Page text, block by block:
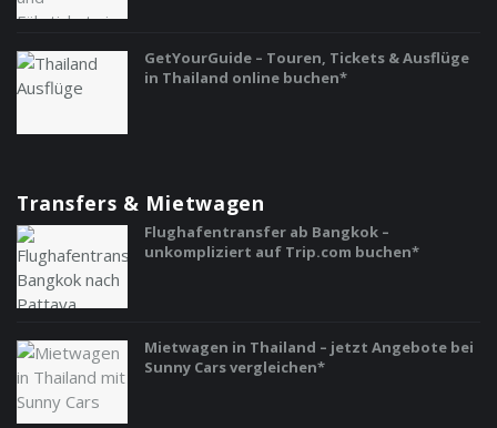
GetYourGuide – Touren, Tickets & Ausflüge
in Thailand online buchen*
Transfers & Mietwagen
Flughafentransfer ab Bangkok –
unkompliziert auf Trip.com buchen*
Mietwagen in Thailand – jetzt Angebote bei
Sunny Cars vergleichen*